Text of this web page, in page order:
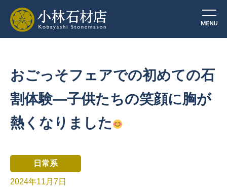
おごっそフェアでの初めての石
割体験—子供たちの笑顔に胸が
熱くなりました
日常系
2024年11月7日